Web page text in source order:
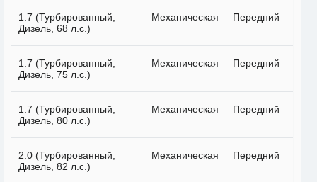
1.7 (Турбированный,
Дизель, 68 л.с.)
Механическая Передний
1.7 (Турбированный,
Дизель, 75 л.с.)
Механическая Передний
1.7 (Турбированный,
Дизель, 80 л.с.)
Механическая Передний
2.0 (Турбированный,
Дизель, 82 л.с.)
Механическая Передний